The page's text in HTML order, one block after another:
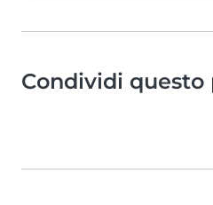
Condividi questo